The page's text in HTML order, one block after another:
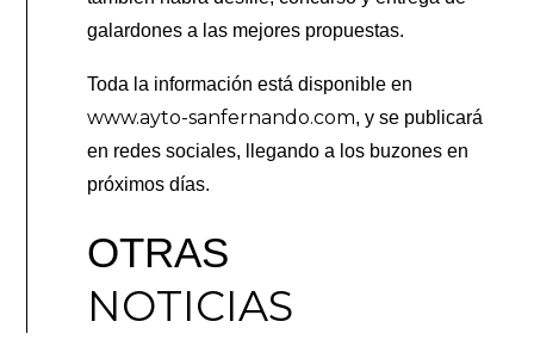
galardones a las mejores propuestas.
Toda la información está disponible en
www.ayto-sanfernando.com, y se publicará
en redes sociales, llegando a los buzones en
próximos días.
OTRAS
NOTICIAS